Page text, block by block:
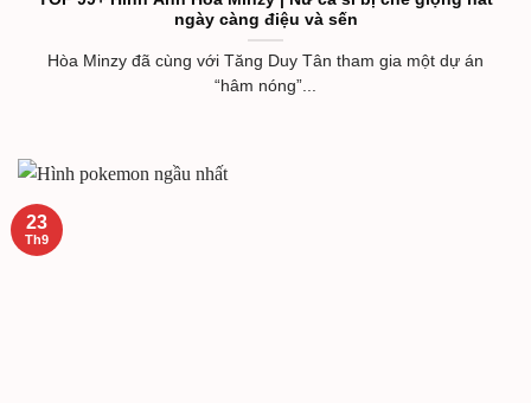
ngày càng điệu và sến
Hòa Minzy đã cùng với Tăng Duy Tân tham gia một dự án
“hâm nóng”...
23
Th9